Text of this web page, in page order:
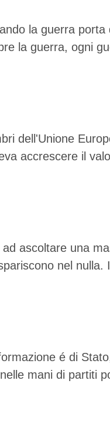
la guerra
la guerra, ogni
dell'Unione
accrescere il
ascoltare una
nel
é di
mani di partiti